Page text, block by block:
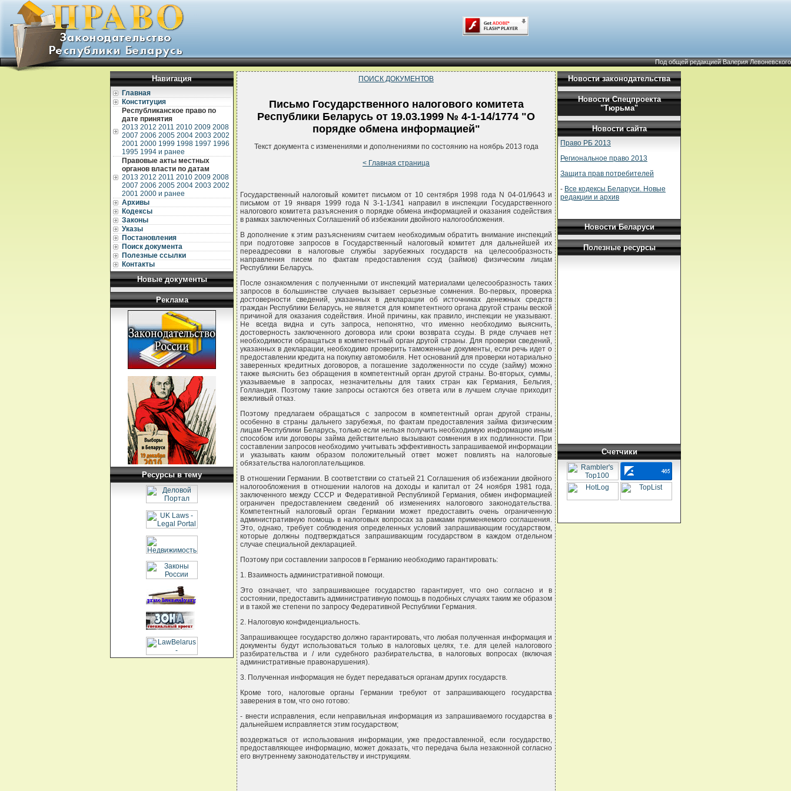
Под общей редакцией Валерия Левоневского
Навигация
Главная
Конституция
Республиканское право по
дате принятия
2013 2012 2011 2010 2009 2008
2007 2006 2005 2004 2003 2002
2001 2000 1999 1998 1997 1996
1995 1994 и ранее
Правовые акты местных
органов власти по датам
2013 2012 2011 2010 2009 2008
2007 2006 2005 2004 2003 2002
2001 2000 и ранее
Архивы
Кодексы
Законы
Указы
Постановления
Поиск документа
Полезные ссылки
Контакты
Новые документы
Реклама
Ресурсы в тему
ПОИСК ДОКУМЕНТОВ
Письмо Государственного налогового комитета
Республики Беларусь от 19.03.1999 № 4-1-14/1774 "О
порядке обмена информацией"
Текст документа с изменениями и дополнениями по состоянию на ноябрь 2013 года
< Главная страница
Государственный налоговый комитет письмом от 10 сентября 1998 года N 04-01/9643 и
письмом от 19 января 1999 года N 3-1-1/341 направил в инспекции Государственного
налогового комитета разъяснения о порядке обмена информацией и оказания содействия
в рамках заключенных Соглашений об избежании двойного налогообложения.
В дополнение к этим разъяснениям считаем необходимым обратить внимание инспекций
при подготовке запросов в Государственный налоговый комитет для дальнейшей их
переадресовки в налоговые службы зарубежных государств на целесообразность
направления писем по фактам предоставления ссуд (займов) физическим лицам
Республики Беларусь.
После ознакомления с полученными от инспекций материалами целесообразность таких
запросов в большинстве случаев вызывает серьезные сомнения. Во-первых, проверка
достоверности сведений, указанных в декларации об источниках денежных средств
граждан Республики Беларусь, не является для компетентного органа другой страны веской
причиной для оказания содействия. Иной причины, как правило, инспекции не указывают.
Не всегда видна и суть запроса, непонятно, что именно необходимо выяснить,
достоверность заключенного договора или сроки возврата ссуды. В ряде случаев нет
необходимости обращаться в компетентный орган другой страны. Для проверки сведений,
указанных в декларации, необходимо проверить таможенные документы, если речь идет о
предоставлении кредита на покупку автомобиля. Нет оснований для проверки нотариально
заверенных кредитных договоров, а погашение задолженности по ссуде (займу) можно
также выяснить без обращения в компетентный орган другой страны. Во-вторых, суммы,
указываемые в запросах, незначительны для таких стран как Германия, Бельгия,
Голландия. Поэтому такие запросы остаются без ответа или в лучшем случае приходит
вежливый отказ.
Поэтому предлагаем обращаться с запросом в компетентный орган другой страны,
особенно в страны дальнего зарубежья, по фактам предоставления займа физическим
лицам Республики Беларусь, только если нельзя получить необходимую информацию иным
способом или договоры займа действительно вызывают сомнения в их подлинности. При
составлении запросов необходимо учитывать эффективность запрашиваемой информации
и указывать каким образом положительный ответ может повлиять на налоговые
обязательства налогоплательщиков.
В отношении Германии. В соответствии со статьей 21 Соглашения об избежании двойного
налогообложения в отношении налогов на доходы и капитал от 24 ноября 1981 года,
заключенного между СССР и Федеративной Республикой Германия, обмен информацией
ограничен предоставлением сведений об изменениях налогового законодательства.
Компетентный налоговый орган Германии может предоставить очень ограниченную
административную помощь в налоговых вопросах за рамками применяемого соглашения.
Это, однако, требует соблюдения определенных условий запрашивающим государством,
которые должны подтверждаться запрашивающим государством в каждом отдельном
случае специальной декларацией.
Поэтому при составлении запросов в Германию необходимо гарантировать:
1. Взаимность административной помощи.
Это означает, что запрашивающее государство гарантирует, что оно согласно и в
состоянии, предоставить административную помощь в подобных случаях таким же образом
и в такой же степени по запросу Федеративной Республики Германия.
2. Налоговую конфиденциальность.
Запрашивающее государство должно гарантировать, что любая полученная информация и
документы будут использоваться только в налоговых целях, т.е. для целей налогового
разбирательства и / или судебного разбирательства, в налоговых вопросах (включая
административные правонарушения).
3. Полученная информация не будет передаваться органам других государств.
Кроме того, налоговые органы Германии требуют от запрашивающего государства
заверения в том, что оно готово:
- внести исправления, если неправильная информация из запрашиваемого государства в
дальнейшем исправляется этим государством;
воздержаться от использования информации, уже предоставленной, если государство,
предоставляющее информацию, может доказать, что передача была незаконной согласно
его внутреннему законодательству и инструкциям.
Новости законодательства
Новости Спецпроекта
"Тюрьма"
Новости сайта
Право РБ 2013
Региональное право 2013
Защита прав потребителей
- Все кодексы Беларуси. Новые
редакции и архив
Новости Беларуси
Полезные ресурсы
Счетчики